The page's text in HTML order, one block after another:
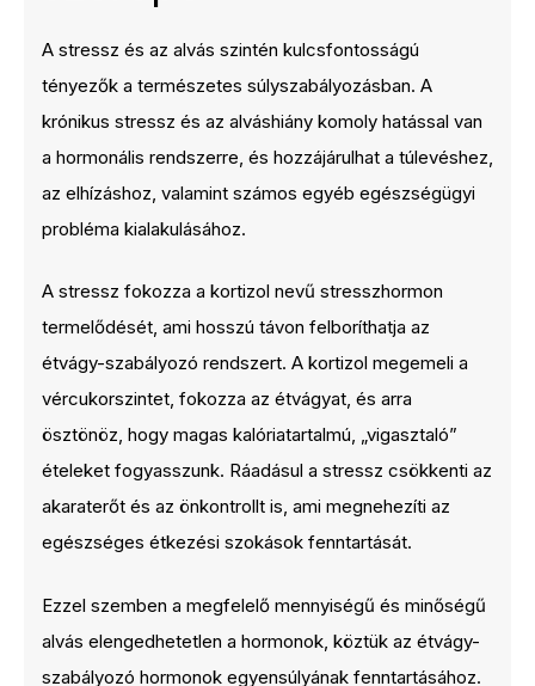
A stressz és az alvás szintén kulcsfontosságú
tényezők a természetes súlyszabályozásban. A
krónikus stressz és az alváshiány komoly hatással van
a hormonális rendszerre, és hozzájárulhat a túlevéshez,
az elhízáshoz, valamint számos egyéb egészségügyi
probléma kialakulásához.
A stressz fokozza a kortizol nevű stresszhormon
termelődését, ami hosszú távon felboríthatja az
étvágy-szabályozó rendszert. A kortizol megemeli a
vércukorszintet, fokozza az étvágyat, és arra
ösztönöz, hogy magas kalóriatartalmú, „vigasztaló”
ételeket fogyasszunk. Ráadásul a stressz csökkenti az
akaraterőt és az önkontrollt is, ami megnehezíti az
egészséges étkezési szokások fenntartását.
Ezzel szemben a megfelelő mennyiségű és minőségű
alvás elengedhetetlen a hormonok, köztük az étvágy-
szabályozó hormonok egyensúlyának fenntartásához.